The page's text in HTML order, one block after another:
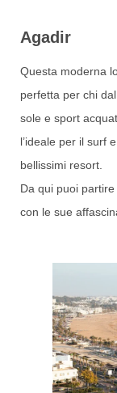
Agadir
Questa moderna
perfetta per chi
sole e sport
l’ideale per il surf
bellissimi resort.
Da qui puoi
con le sue